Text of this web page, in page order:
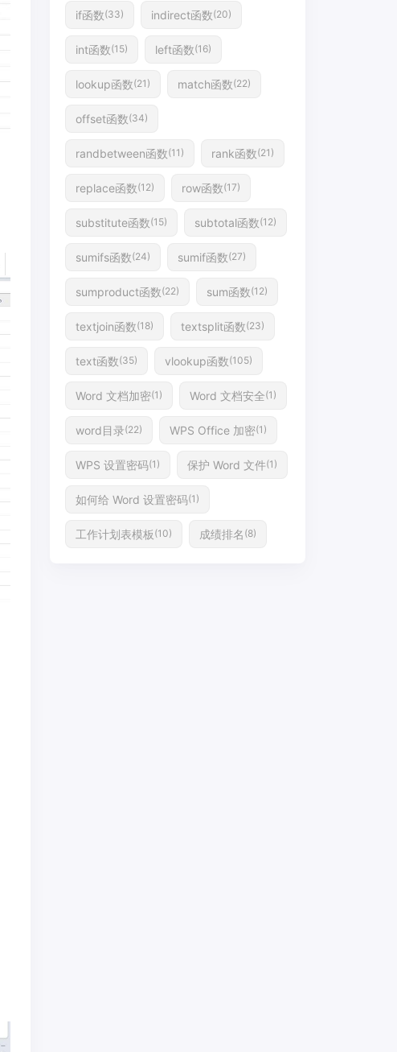
if函数(33) indirect函数(20)
int函数(15) left函数(16)
lookup函数(21) match函数(22)
offset函数(34)
randbetween函数(11) rank函数(21)
replace函数(12) row函数(17)
substitute函数(15) subtotal函数(12)
sumifs函数(24) sumif函数(27)
sumproduct函数(22) sum函数(12)
textjoin函数(18) textsplit函数(23)
text函数(35) vlookup函数(105)
Word 文档加密(1) Word 文档安全(1)
word目录(22) WPS Office 加密(1)
WPS 设置密码(1) 保护 Word 文件(1)
如何给 Word 设置密码(1)
工作计划表模板 (10) 成绩排名 (8)